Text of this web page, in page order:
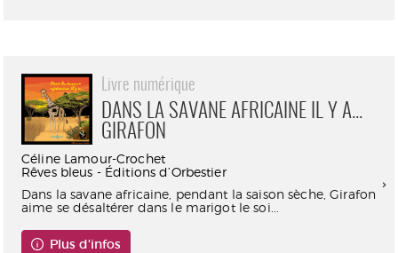
Livre numérique
DANS LA SAVANE AFRICAINE IL Y A...
GIRAFON
Céline Lamour-Crochet
Rêves bleus - Éditions d’Orbestier
Dans la savane africaine, pendant la saison sèche, Girafon
aime se désaltérer dans le marigot le soi...
Plus d'infos